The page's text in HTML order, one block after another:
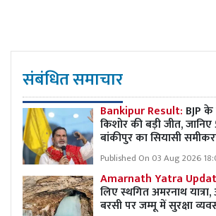
संबंधित समाचार
Bankipur Result: BJP
किशोर की बड़ी जीत,
बांकीपुर का सियासी
Published On 03 Aug 2026
Amarnath Yatra
लिए स्थगित अमरनाथ
बरसी पर जम्मू में सुरक्षा